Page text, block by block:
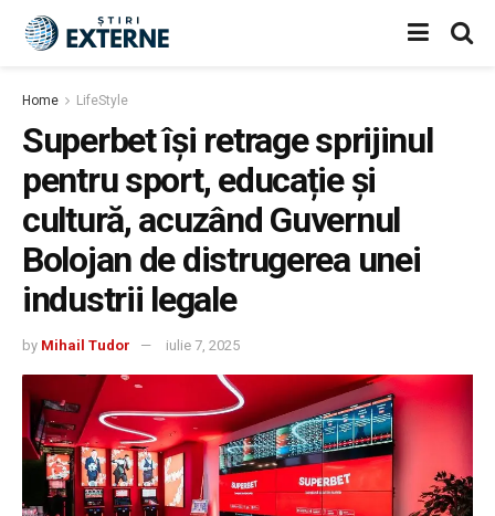
Home LifeStyle
Superbet își retrage sprijinul
pentru sport, educație și
cultură, acuzând Guvernul
Bolojan de distrugerea unei
industrii legale
by Mihail Tudor iulie 7, 2025